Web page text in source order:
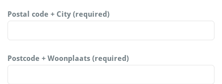
Postal code + City (required)
Postcode + Woonplaats (required)